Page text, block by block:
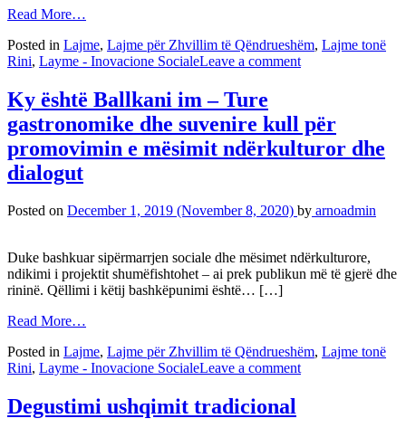
Read More…
Posted in Lajme, Lajme për Zhvillim të Qëndrueshëm, Lajme tonë
Rini, Layme - Inovacione SocialeLeave a comment
Ky është Ballkani im – Ture
gastronomike dhe suvenire kull për
promovimin e mësimit ndërkulturor dhe
dialogut
Posted on December 1, 2019 (November 8, 2020) by arnoadmin
Duke bashkuar sipërmarrjen sociale dhe mësimet ndërkulturore,
ndikimi i projektit shumëfishtohet – ai prek publikun më të gjerë dhe
rininë. Qëllimi i këtij bashkëpunimi është… […]
Read More…
Posted in Lajme, Lajme për Zhvillim të Qëndrueshëm, Lajme tonë
Rini, Layme - Inovacione SocialeLeave a comment
Degustimi ushqimit tradicional